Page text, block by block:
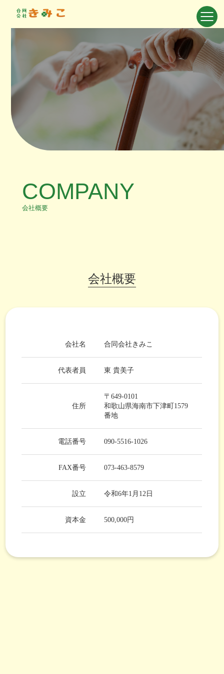
COMPANY
会社概要
会社概要
会社名 合同会社きみこ
代表者員 東 貴美子
住所
〒649‐0101
和歌山県海南市下津町1579
番地
電話番号 090-5516-1026
FAX番号 073-463-8579
設立 令和6年1月12日
資本金 500,000円